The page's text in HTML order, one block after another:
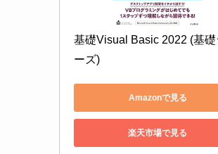
基礎Visual Basic 2022 (基礎
ーズ)
Amazonで見る
楽天市場で見る